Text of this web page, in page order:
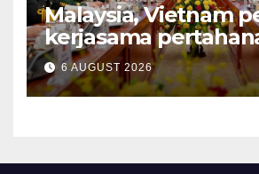
Malaysia, Vietnam
kerjasama
bidang strategik
AI, perkongsian
Khaled Nordin
6 AUGUST 2026